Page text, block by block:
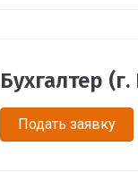
Бухгалтер
Подать заявку